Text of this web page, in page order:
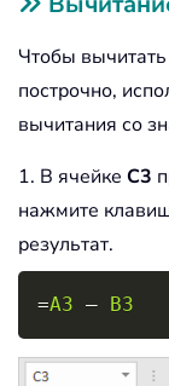
Чтобы
построчно,
вычитания со
1. В ячейке C3
нажмите
результат.
=A3 – B3